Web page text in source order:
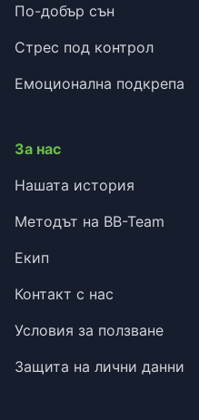
По-добър сън
Стрес под контрол
Емоционална подкрепа
За нас
Нашата история
Методът на BB-Team
Екип
Контакт с нас
Условия за ползване
Защита на лични данни